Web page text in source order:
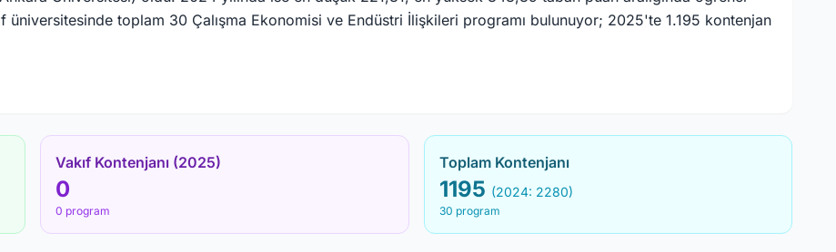
üniversitesinde toplam 30 Çalışma Ekonomisi ve Endüstri İlişkileri programı bulunuyor; 2025'te 1.195 kontenjan
Vakıf Kontenjanı (2025)
0
0 program
Toplam Kontenjanı
1195 (2024: 2280)
30 program